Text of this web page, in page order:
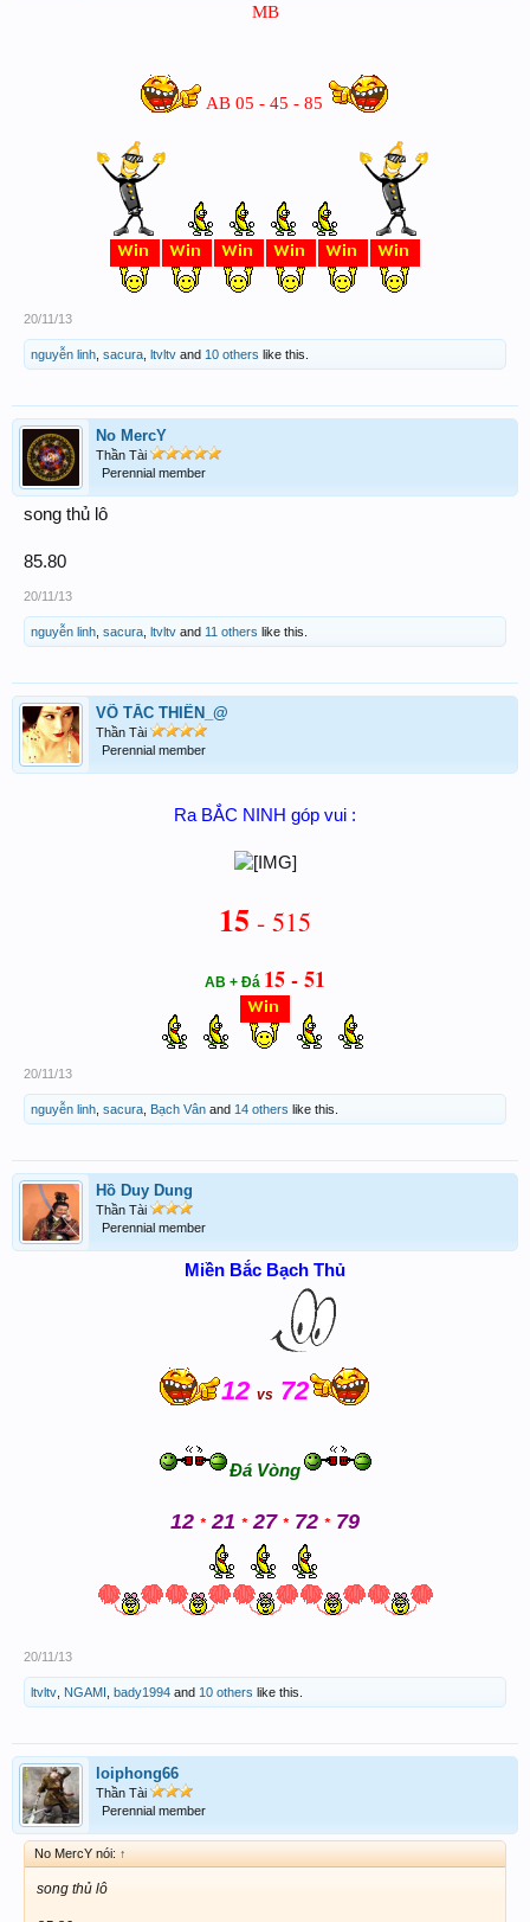
MB
AB 05 - 45 - 85
20/11/13
nguyễn linh sacura ltvltv and 10 others like this.
No MercY
Thần Tài
Perennial member
song thủ lô
85.80
20/11/13
nguyễn linh sacura ltvltv and 11 others like this.
VÕ TẮC THIÊN_@
Thần Tài
Perennial member
Ra BẮC NINH góp vui :
15 - 515
AB + Đá 15 - 51
20/11/13
nguyễn linh sacura Bạch Vân and 14 others like this.
Hồ Duy Dung
Thần Tài
Perennial member
Miền Bắc Bạch Thủ
12 vs 72
Đá Vòng
12 * 21 * 27 * 72 * 79
20/11/13
ltvltv NGAMI bady1994 and 10 others like this.
loiphong66
Thần Tài
Perennial member
No MercY nói: ↑
song thủ lô